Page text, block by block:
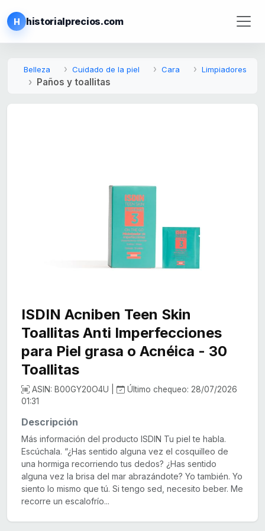
H historialprecios.com
Belleza Cuidado de la piel Cara Limpiadores
Paños y toallitas
ISDIN Acniben Teen Skin
Toallitas Anti Imperfecciones
para Piel grasa o Acnéica - 30
Toallitas
ASIN: B00GY20O4U |
Último chequeo: 28/07/2026
01:31
Descripción
Más información del producto ISDIN Tu piel te habla.
Escúchala. “¿Has sentido alguna vez el cosquilleo de
una hormiga recorriendo tus dedos? ¿Has sentido
alguna vez la brisa del mar abrazándote? Yo también. Yo
siento lo mismo que tú. Si tengo sed, necesito beber. Me
recorre un escalofrío...